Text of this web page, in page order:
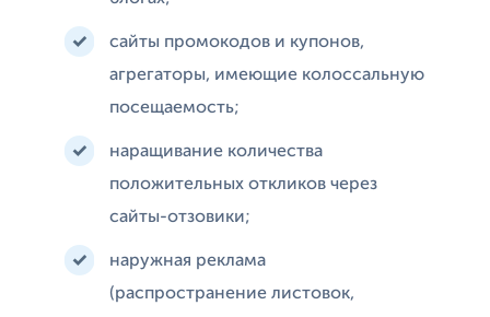
сайты промокодов и купонов,
агрегаторы, имеющие колоссальную
посещаемость;
наращивание количества
положительных откликов через
сайты-отзовики;
наружная реклама
(распространение листовок,